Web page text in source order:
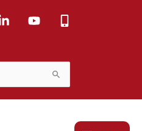
MENU